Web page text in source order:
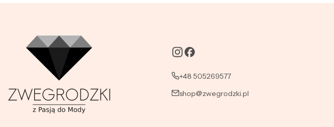
+48 505269577
shop@zwegrodzki.pl